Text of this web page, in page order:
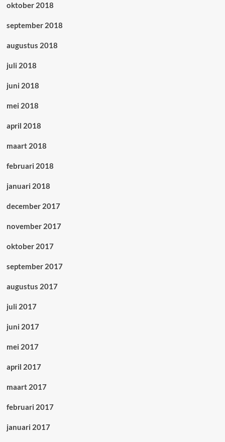
oktober 2018
september 2018
augustus 2018
juli 2018
juni 2018
mei 2018
april 2018
maart 2018
februari 2018
januari 2018
december 2017
november 2017
oktober 2017
september 2017
augustus 2017
juli 2017
juni 2017
mei 2017
april 2017
maart 2017
februari 2017
januari 2017